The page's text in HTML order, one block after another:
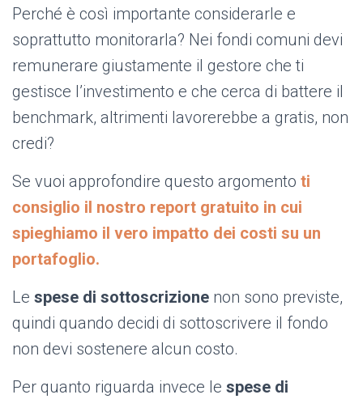
Perché è così importante considerarle e
soprattutto monitorarla? Nei fondi comuni devi
remunerare giustamente il gestore che ti
gestisce l’investimento e che cerca di battere il
benchmark, altrimenti lavorerebbe a gratis, non
credi?
Se vuoi approfondire questo argomento ti
consiglio il nostro report gratuito in cui
spieghiamo il vero impatto dei costi su un
portafoglio.
Le spese di sottoscrizione non sono previste,
quindi quando decidi di sottoscrivere il fondo
non devi sostenere alcun costo.
Per quanto riguarda invece le spese di